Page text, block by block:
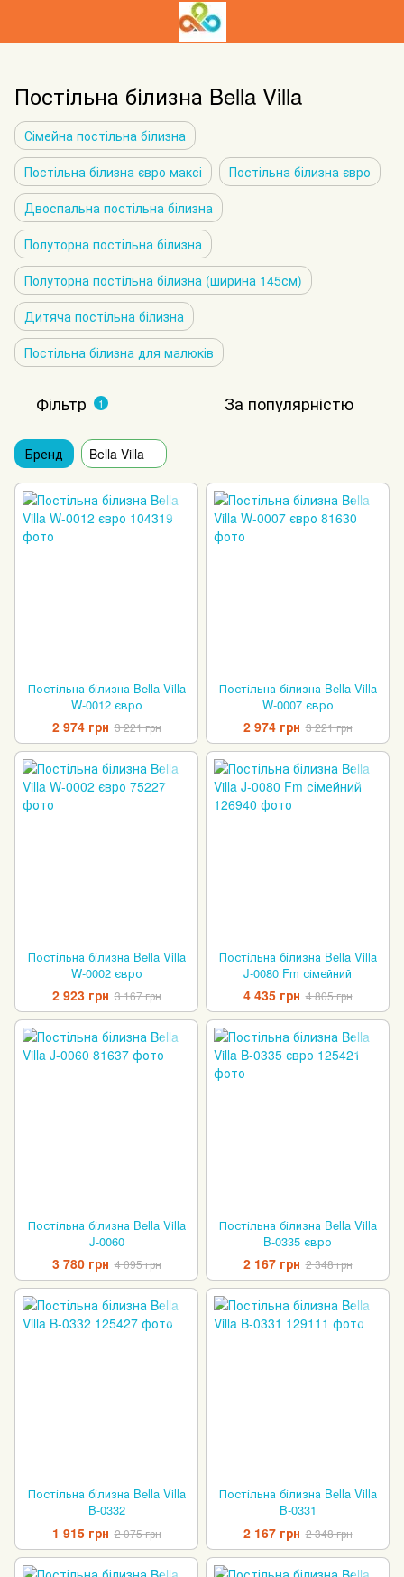
Постільна білизна Bella Villa
Сімейна постільна білизна
Постільна білизна євро максі
Постільна білизна євро
Двоспальна постільна білизна
Полуторна постільна білизна
Полуторна постільна білизна (ширина 145см)
Дитяча постільна білизна
Постільна білизна для малюків
Фільтр 1 За популярністю
Бренд Bella Villa
Постільна білизна Bella Villa
W-0012 євро
2 974 грн 3 221 грн
Постільна білизна Bella Villa
W-0007 євро
2 974 грн 3 221 грн
Постільна білизна Bella Villa
W-0002 євро
2 923 грн 3 167 грн
Постільна білизна Bella Villa
J-0080 Fm сімейний
4 435 грн 4 805 грн
Постільна білизна Bella Villa
J-0060
3 780 грн 4 095 грн
Постільна білизна Bella Villa
B-0335 євро
2 167 грн 2 348 грн
Постільна білизна Bella Villa
B-0332
1 915 грн 2 075 грн
Постільна білизна Bella Villa
B-0331
2 167 грн 2 348 грн